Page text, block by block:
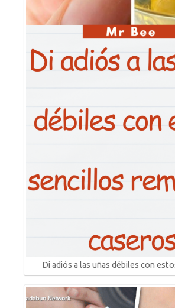
Di adiós a las uñas débiles con